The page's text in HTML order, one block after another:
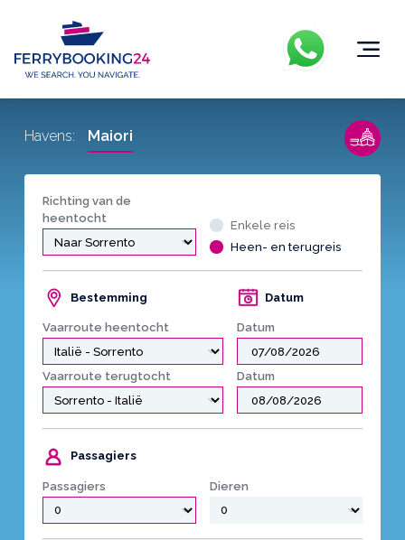
Richting van de
heentocht
Enkele reis
Heen- en terugreis
Bestemming
Vaarroute heentocht
Datum
Datum
Vaarroute terugtocht Datum
Passagiers
Passagiers Dieren
Havens: Maiori